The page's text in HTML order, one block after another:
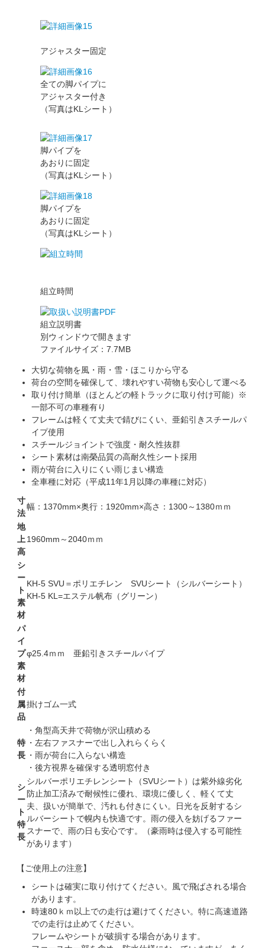
アジャスター固定
全ての脚パイプに
アジャスター付き
（写真はKLシート）
脚パイプを
あおりに固定
（写真はKLシート）
脚パイプを
あおりに固定
（写真はKLシート）
組立時間
組立説明書
別ウィンドウで開きます
ファイルサイズ：7.7MB
大切な荷物を風・雨・雪・ほこりから守る
荷台の空間を確保して、壊れやすい荷物も安心して運べる
取り付け簡単（ほとんどの軽トラックに取り付け可能）※
一部不可の車種有り
フレームは軽くて丈夫で錆びにくい、亜鉛引きスチールパ
イプ使用
スチールジョイントで強度・耐久性抜群
シート素材は南榮品質の高耐久性シート採用
雨が荷台に入りにくい雨じまい構造
全車種に対応（平成11年1月以降の車種に対応）
寸
法
幅：1370mm×奥行：1920mm×高さ：1300～1380ｍｍ
地
上
高
1960mm～2040ｍｍ
シ
ー
ト
素
材
KH-5 SVU＝ポリエチレン SVUシート（シルバーシート）
KH-5 KL=エステル帆布（グリーン）
パ
イ
プ
素
材
φ25.4ｍｍ 亜鉛引きスチールパイプ
付
属
品
掛けゴム一式
特
長
・角型高天井で荷物が沢山積める
・左右ファスナーで出し入れらくらく
・雨が荷台に入らない構造
・後方視界を確保する透明窓付き
シ
ー
ト
特
長
シルバーポリエチレンシート（SVUシート）は紫外線劣化
防止加工済みで耐候性に優れ、環境に優しく、軽くて丈
夫、扱いが簡単で、汚れも付きにくい。日光を反射するシ
ルバーシートで幌内も快適です。雨の侵入を妨げるファー
スナーで、雨の日も安心です。（豪雨時は侵入する可能性
があります）
【ご使用上の注意】
シートは確実に取り付けてください。風で飛ばされる場合
があります。
時速80ｋｍ以上での走行は避けてください。特に高速道路
での走行は止めてください。
フレームやシートが破損する場合があります。